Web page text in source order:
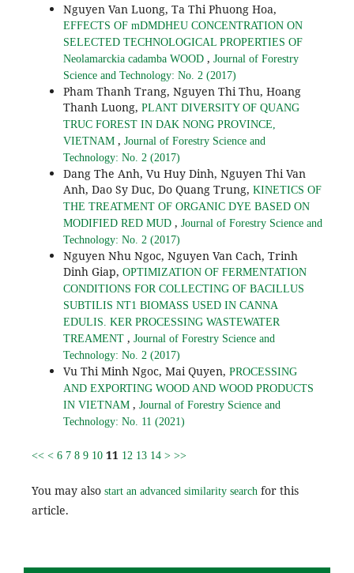
Nguyen Van Luong, Ta Thi Phuong Hoa,
EFFECTS OF mDMDHEU CONCENTRATION ON
SELECTED TECHNOLOGICAL PROPERTIES OF
Neolamarckia cadamba WOOD , Journal of Forestry
Science and Technology: No. 2 (2017)
Pham Thanh Trang, Nguyen Thi Thu, Hoang
Thanh Luong, PLANT DIVERSITY OF QUANG
TRUC FOREST IN DAK NONG PROVINCE,
VIETNAM , Journal of Forestry Science and
Technology: No. 2 (2017)
Dang The Anh, Vu Huy Dinh, Nguyen Thi Van
Anh, Dao Sy Duc, Do Quang Trung, KINETICS OF
THE TREATMENT OF ORGANIC DYE BASED ON
MODIFIED RED MUD , Journal of Forestry Science and
Technology: No. 2 (2017)
Nguyen Nhu Ngoc, Nguyen Van Cach, Trinh
Dinh Giap, OPTIMIZATION OF FERMENTATION
CONDITIONS FOR COLLECTING OF BACILLUS
SUBTILIS NT1 BIOMASS USED IN CANNA
EDULIS. KER PROCESSING WASTEWATER
TREAMENT , Journal of Forestry Science and
Technology: No. 2 (2017)
Vu Thi Minh Ngoc, Mai Quyen, PROCESSING
AND EXPORTING WOOD AND WOOD PRODUCTS
IN VIETNAM , Journal of Forestry Science and
Technology: No. 11 (2021)
<< < 6 7 8 9 10 11 12 13 14 > >>
You may also start an advanced similarity search for this
article.